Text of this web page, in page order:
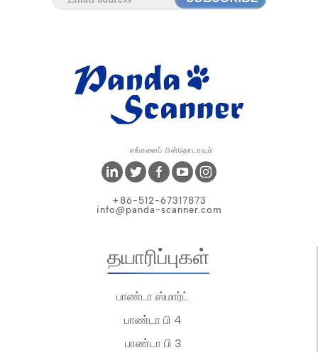
எங்களைப் பின்தொடரவும்
+86-512-67317873
info@panda-scanner.com
தயாரிப்புகள்
பாண்டா ஸ்மார்ட்
பாண்டா பி 4
பாண்டா பி 3